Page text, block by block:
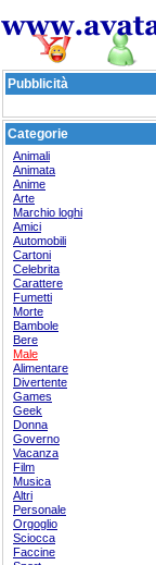
Pubblicità
Categorie
Animali
Animata
Anime
Arte
Marchio loghi
Amici
Automobili
Cartoni
Celebrita
Carattere
Fumetti
Morte
Bambole
Bere
Male
Alimentare
Divertente
Games
Geek
Donna
Governo
Vacanza
Film
Musica
Altri
Personale
Orgoglio
Sciocca
Faccine